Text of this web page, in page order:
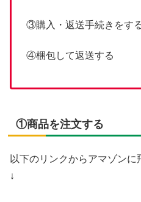
③購入・返送手続きをす
④梱包して返送する
①商品を注文する
以下のリンクからアマゾン
↓